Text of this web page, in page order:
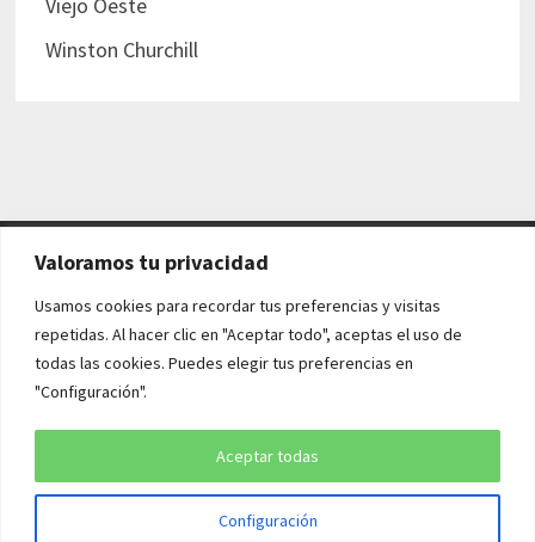
Valoramos tu privacidad
Usamos cookies para recordar tus preferencias y visitas
repetidas. Al hacer clic en "Aceptar todo", aceptas el uso de
todas las cookies. Puedes elegir tus preferencias en
"Configuración".
Configuración
Aceptar todas
Viejo Oeste
Winston Churchill
AVISO LEGAL Y POLÍTICAS
Aviso legal
Política de cookies